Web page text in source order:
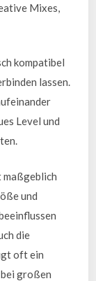
Mixes,
kompatibel
lassen.
Level und
maßgeblich
und
die
oft ein
großen